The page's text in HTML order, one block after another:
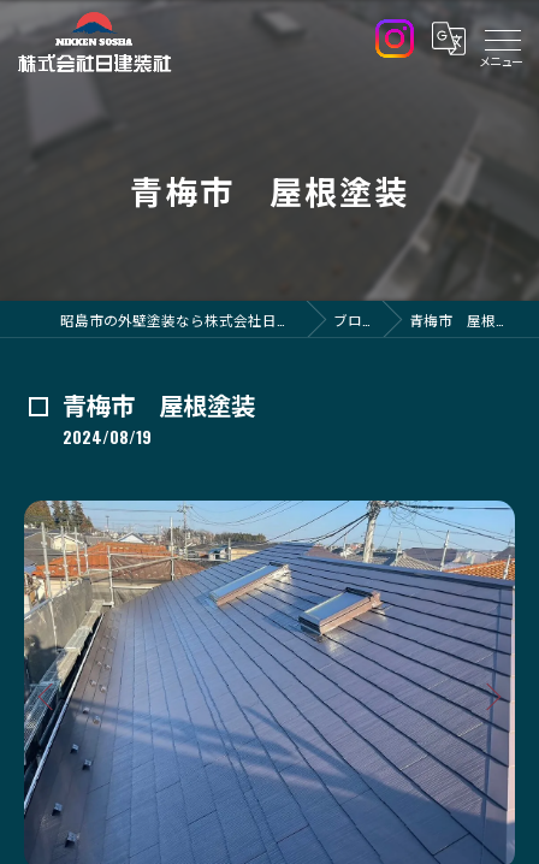
青梅市 屋根塗装
ブログ 青梅市 屋根塗装
青梅市 屋根塗装
2024/08/19